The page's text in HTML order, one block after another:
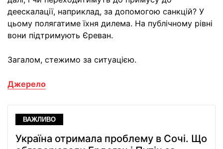
деескалації, наприклад, за допомогою санкцій? У
цьому полягатиме їхня дилема. На публічному рівні
вони підтримують Єреван.
Загалом, стежимо за ситуацією.
Джерело
ВАЖЛИВО
Україна отримала проблему в Сочі. Що